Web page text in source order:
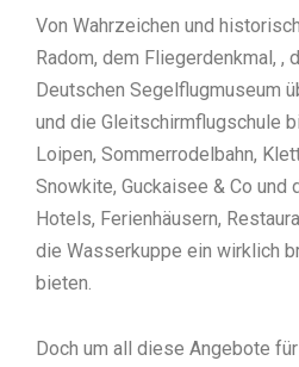
Von Wahrzeichen und
Radom, dem Fliegerdenkmal, ,
Deutschen Segelflugmuseum
und die Gleitschirmflugschule
Loipen, Sommerrodelbahn,
Snowkite, Guckaisee & Co und
Hotels, Ferienhäusern,
die Wasserkuppe ein wirklich
bieten.
Doch um all diese Angebote